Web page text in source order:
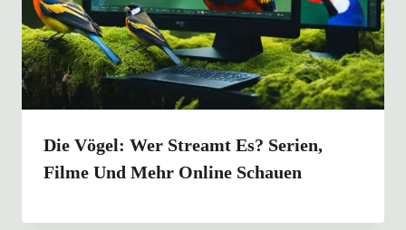
Die Vögel: Wer Streamt Es? Serien,
Filme Und Mehr Online Schauen